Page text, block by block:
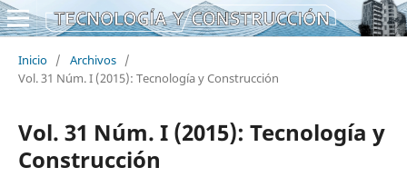
Inicio / Archivos /
Vol. 31 Núm. I (2015): Tecnología y Construcción
Vol. 31 Núm. I (2015): Tecnología y
Construcción